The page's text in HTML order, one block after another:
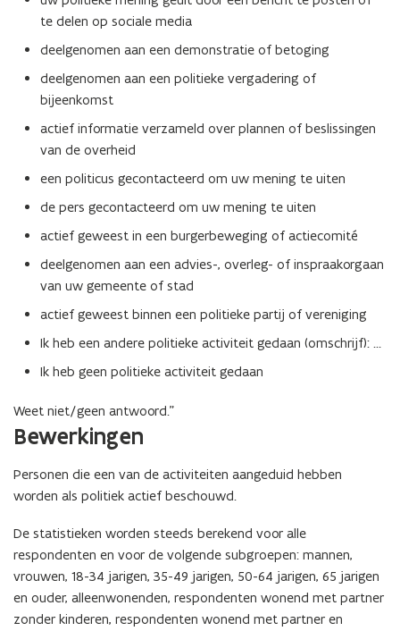
te delen op sociale media
deelgenomen aan een demonstratie of betoging
deelgenomen aan een politieke vergadering of
bijeenkomst
actief informatie verzameld over plannen of beslissingen
van de overheid
een politicus gecontacteerd om uw mening te uiten
de pers gecontacteerd om uw mening te uiten
actief geweest in een burgerbeweging of actiecomité
deelgenomen aan een advies-, overleg- of inspraakorgaan
van uw gemeente of stad
actief geweest binnen een politieke partij of vereniging
Ik heb een andere politieke activiteit gedaan (omschrijf): …
Ik heb geen politieke activiteit gedaan
Weet niet/geen antwoord.”
Bewerkingen
Personen die een van de activiteiten aangeduid hebben
worden als politiek actief beschouwd.
De statistieken worden steeds berekend voor alle
respondenten en voor de volgende subgroepen: mannen,
vrouwen, 18-34 jarigen, 35-49 jarigen, 50-64 jarigen, 65 jarigen
en ouder, alleenwonenden, respondenten wonend met partner
zonder kinderen, respondenten wonend met partner en